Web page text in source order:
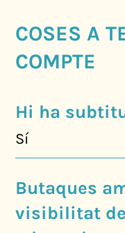
COSES A
COMPTE
Hi ha
Sí
Butaques
visibilitat